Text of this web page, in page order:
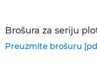
Brošura za seriju
Preuzmite brošuru